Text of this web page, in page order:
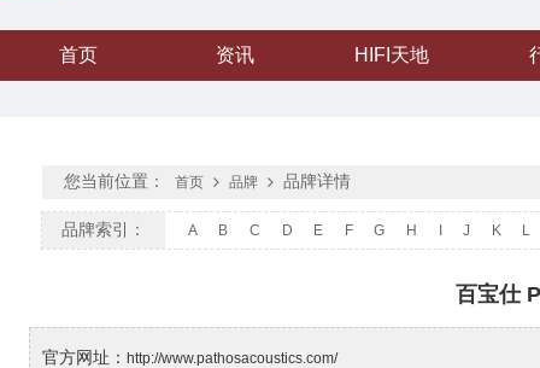
首页 资讯 HIFI天地
您当前位置： 首页 品牌 品牌详情
品牌索引： A B C D E F G H J K L
百宝仕
官方网址： http://www.pathosacoustics.com/